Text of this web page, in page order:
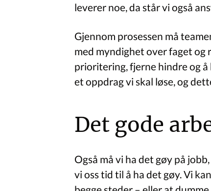
leverer noe, da står vi også
Gjennom prosessen må
med myndighet over faget og
prioritering, fjerne hindre og
et oppdrag vi skal løse, og
Det gode
Også må vi ha det gøy på
vi oss tid til å ha det gøy. Vi